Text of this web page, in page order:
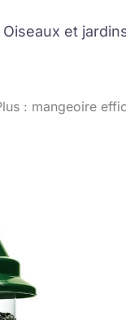
Oiseaux et
: mangeoire